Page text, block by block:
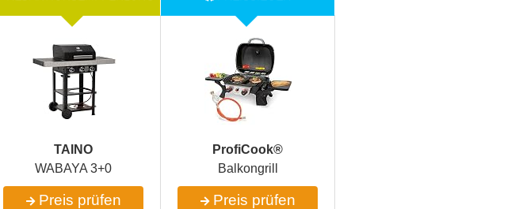
TAINO
ProfiCook®
WABAYA 3+0 Balkongrill
Preis prüfen Preis prüfen